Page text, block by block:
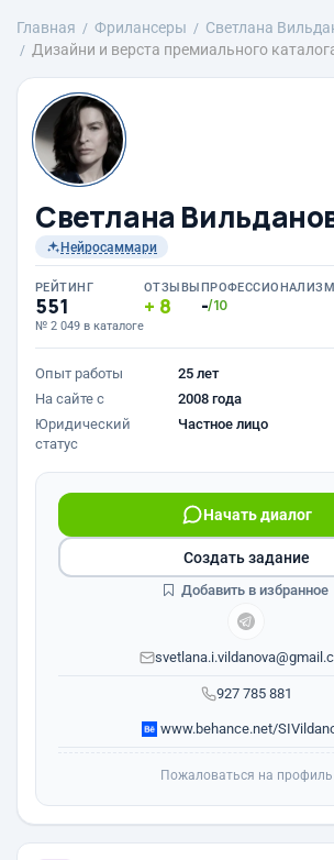
Главная Фрилансеры Светлана
Дизайни и верста премиального
Светлана
Нейросаммари
РЕЙТИНГ
551
№ 2 049 в каталоге
ОТЗЫВЫ
8 -/10
Опыт работы
25 лет
На сайте с
2008 года
Юридический
статус
Частное лицо
927 785 881
Начать диалог
www.behance.net/
Создать задание
Добавить в избранное
Пожаловаться на профиль